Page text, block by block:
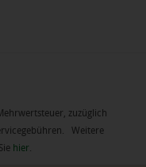
zuzüglich
Weitere
hier